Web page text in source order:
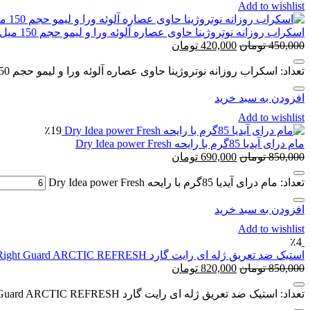
Add to wishlist
اسکراب روزانه نوتروژینا حاوی عصاره آلوئه ورا و لیمو حجم 150 میل
450,000 تومان 420,000 تومان
تعداد: اسکراب روزانه نوتروژینا حاوی عصاره آلوئه ورا و لیمو حجم 150 میل
افزودن به سبد خرید
Add to wishlist
٪19
مام درای آیدیا 85گرم با رایحه Dry Idea power Fresh
850,000 تومان 690,000 تومان
تعداد: مام درای آیدیا 85گرم با رایحه Dry Idea power Fresh
افزودن به سبد خرید
Add to wishlist
٪4
استیک ضد تعریق ژله ای رایت گارد Right Guard ARCTIC REFRESH
850,000 تومان 820,000 تومان
تعداد: استیک ضد تعریق ژله ای رایت گارد Right Guard ARCTIC REFRESH